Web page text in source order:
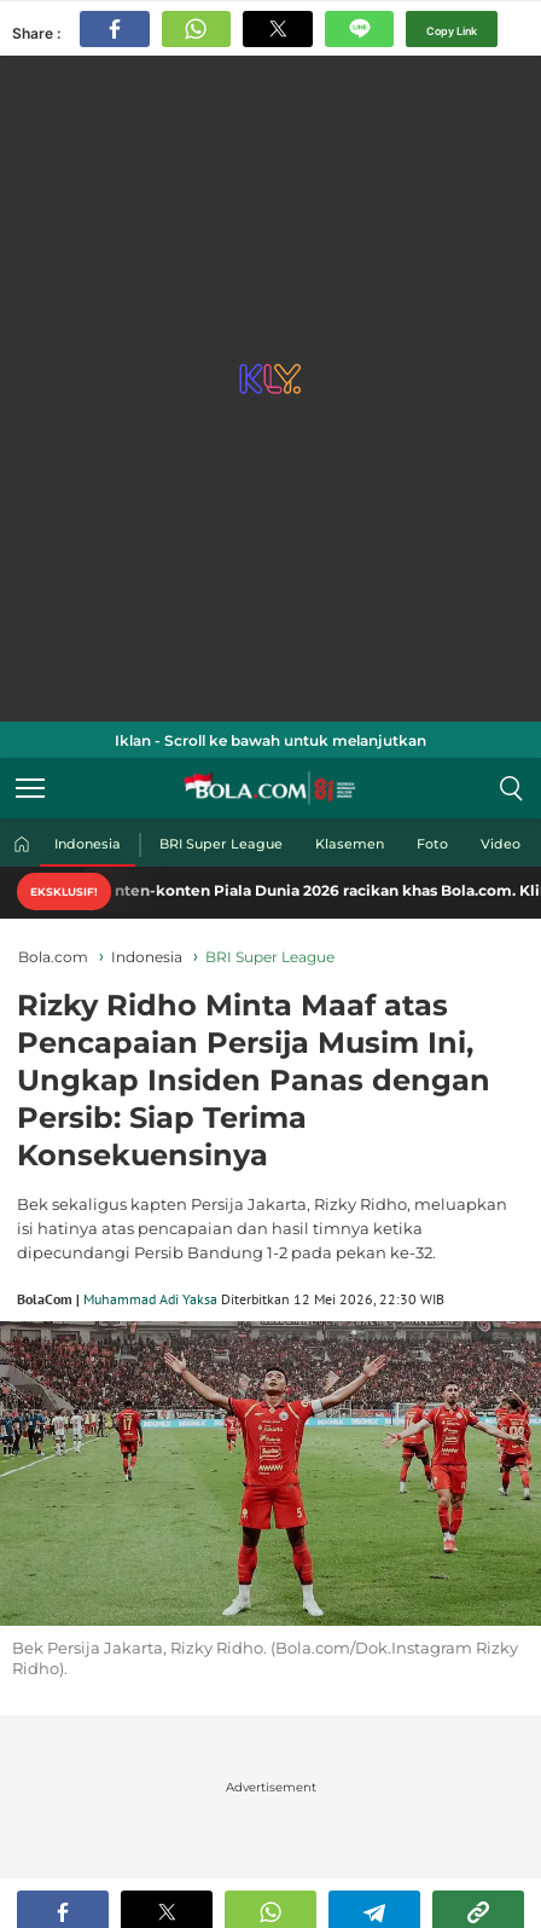
Share : Copy Link
Iklan - Scroll ke bawah untuk melanjutkan
Indonesia BRI Super League Klasemen Foto Video
EKSKLUSIF!
konten Piala Dunia 2026 racikan khas Bola.com. Klik di sini!
Bola.com Indonesia BRI Super League
Rizky Ridho Minta Maaf atas
Pencapaian Persija Musim Ini,
Ungkap Insiden Panas dengan
Persib: Siap Terima
Konsekuensinya
Bek sekaligus kapten Persija Jakarta, Rizky Ridho, meluapkan
isi hatinya atas pencapaian dan hasil timnya ketika
dipecundangi Persib Bandung 1-2 pada pekan ke-32.
BolaCom | Muhammad Adi Yaksa Diterbitkan 12 Mei 2026, 22:30 WIB
Bek Persija Jakarta, Rizky Ridho. (Bola.com/Dok.Instagram Rizky
Ridho).
Advertisement